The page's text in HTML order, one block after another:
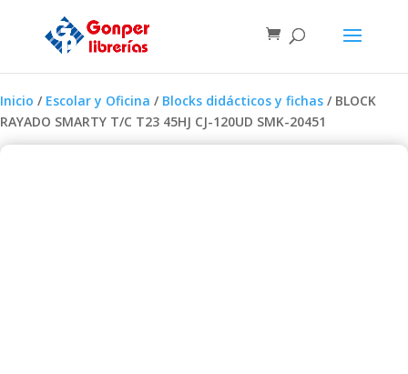
Inicio / Escolar y Oficina / Blocks didácticos y fichas / BLOCK
RAYADO SMARTY T/C T23 45HJ CJ-120UD SMK-20451